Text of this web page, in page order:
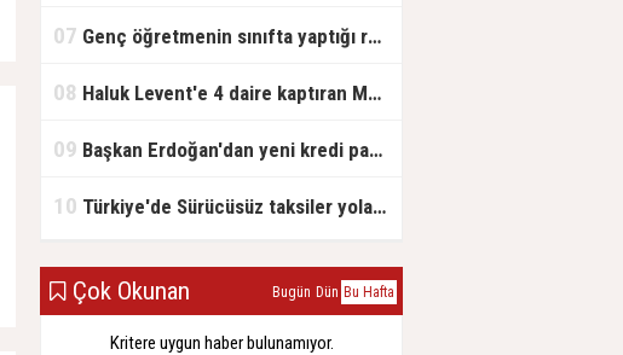
07 Genç öğretmenin sınıfta yaptığı rezil paylaşım
08 Haluk Levent'e 4 daire kaptıran Müteahhit soluğu savcılıkta aldı
09 Başkan Erdoğan'dan yeni kredi paketi müjdesi: 6 ay geri ödemesiz, 36 ay vadeli
10 Türkiye'de Sürücüsüz taksiler yola çıkmaya hazırlanıyor
Çok Okunan Bugün Dün Bu Hafta
Kritere uygun haber bulunamıyor.